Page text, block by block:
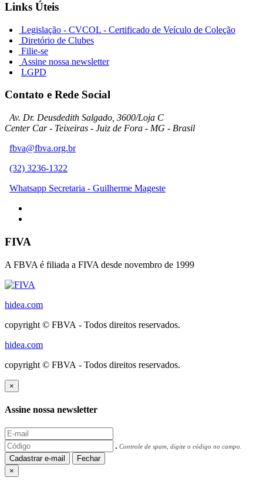
Links Úteis
Legislação - CVCOL - Certificado de Veículo de Coleção
Diretório de Clubes
Filie-se
Assine nossa newsletter
LGPD
Contato e Rede Social
Av. Dr. Deusdedith Salgado, 3600/Loja C
Center Car - Teixeiras - Juiz de Fora - MG - Brasil
fbva@fbva.org.br
(32) 3236-1322
Whatsapp Secretaria - Guilherme Mageste
FIVA
A FBVA é filiada a FIVA desde novembro de 1999
hidea.com
copyright © FBVA - Todos direitos reservados.
hidea.com
copyright © FBVA - Todos direitos reservados.
×
Assine nossa newsletter
Controle de spam, digite o código no campo.
Cadastrar e-mail
Fechar
×